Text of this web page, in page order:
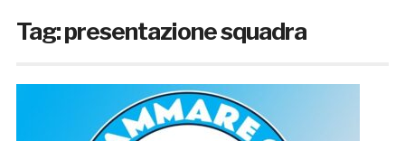
Tag:presentazione squadra